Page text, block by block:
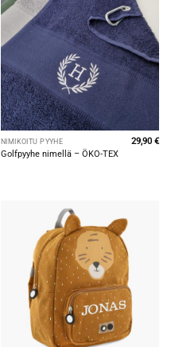
NIMIKOITU PYYHE
Golfpyyhe nimellä – ÖKO-TEX
29,90€